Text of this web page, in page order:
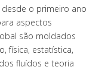
o primeiro ano
aspectos
são moldados
física, estatística,
fluídos e teoria